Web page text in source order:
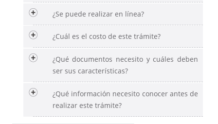
¿Se puede realizar en línea?
¿Cuál es el costo de este trámite?
¿Qué documentos necesito y cuáles deben
ser sus características?
¿Qué información necesito conocer antes de
realizar este trámite?